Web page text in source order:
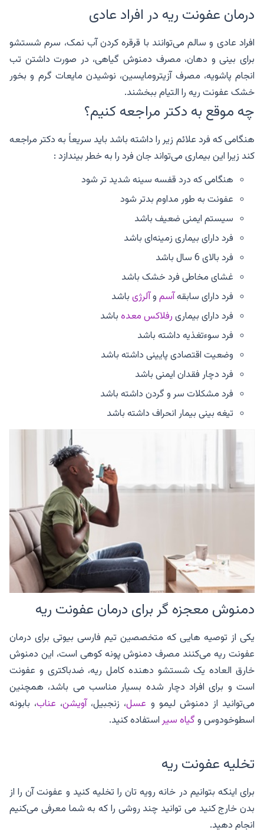
درمان عفونت ریه در افراد عادی
افراد عادی و سالم می‌توانند با قرقره کردن آب نمک، سرم شستشو
برای بینی و دهان، مصرف دمنوش گیاهی، در صورت داشتن تب
انجام پاشویه، مصرف آزیترومایسین، نوشیدن مایعات گرم و بخور
خشک عفونت ریه را التیام ببخشند.
چه موقع به دکتر مراجعه کنیم؟
هنگامی که فرد علائم زیر را داشته باشد باید سریعاً به دکتر مراجعه
کند زیرا این بیماری می‌تواند جان فرد را به خطر بیندازد :
هنگامی که درد قفسه سینه شدید تر شود
عفونت به طور مداوم بدتر شود
سیستم ایمنی ضعیف باشد
فرد دارای بیماری زمینه‌ای باشد
فرد بالای 6 سال باشد
غشای مخاطی فرد خشک باشد
فرد دارای سابقهآسم وآلرژی باشد
فرد دارای بیماری رفلاکس معده باشد
فرد سوءتغذیه داشته باشد
وضعیت اقتصادی پایینی داشته باشد
فرد دچار فقدان ایمنی باشد
فرد مشکلات سر و گردن داشته باشد
تیغه بینی بیمار انحراف داشته باشد
دمنوش معجزه گر برای درمان عفونت ریه
یکی از توصیه هایی که متخصصین تیم فارسی بیوتی برای درمان
عفونت ریه می‌کنند مصرف دمنوش پونه کوهی است، این دمنوش
خارق العاده یک شستشو دهنده کامل ریه، ضدباکتری و عفونت
است و برای افراد دچار شده بسیار مناسب می باشد، همچنین
می‌توانید از دمنوش لیمو و عسل، زنجبیل،آویشن، عناب، بابونه
اسطوخودوس وگیاه سیراستفاده کنید.
تخلیه عفونت ریه
برای اینکه بتوانیم در خانه رویه تان را تخلیه کنید و عفونت آن را از
بدن خارج کنید می توانید چند روشی را که به شما معرفی می‌کنیم
انجام دهید.